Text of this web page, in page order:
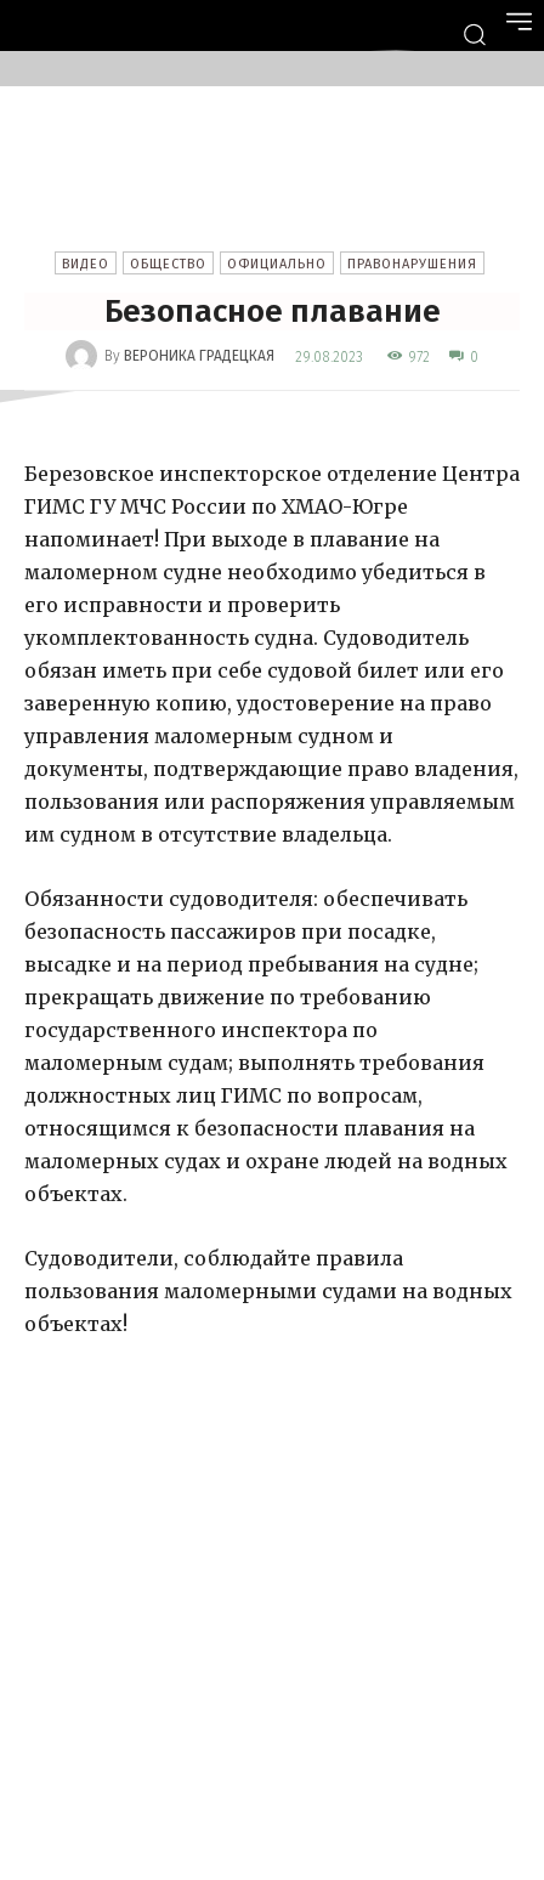
ВИДЕО ОБЩЕСТВО ОФИЦИАЛЬНО ПРАВОНАРУШЕНИЯ
Безопасное плавание
By ВЕРОНИКА ГРАДЕЦКАЯ 29.08.2023 972 0
Березовское инспекторское отделение Центра
ГИМС ГУ МЧС России по ХМАО-Югре
напоминает! При выходе в плавание на
маломерном судне необходимо убедиться в
его исправности и проверить
укомплектованность судна. Судоводитель
обязан иметь при себе судовой билет или его
заверенную копию, удостоверение на право
управления маломерным судном и
документы, подтверждающие право владения,
пользования или распоряжения управляемым
им судном в отсутствие владельца.
Обязанности судоводителя: обеспечивать
безопасность пассажиров при посадке,
высадке и на период пребывания на судне;
прекращать движение по требованию
государственного инспектора по
маломерным судам; выполнять требования
должностных лиц ГИМС по вопросам,
относящимся к безопасности плавания на
маломерных судах и охране людей на водных
объектах.
Судоводители, соблюдайте правила
пользования маломерными судами на водных
объектах!